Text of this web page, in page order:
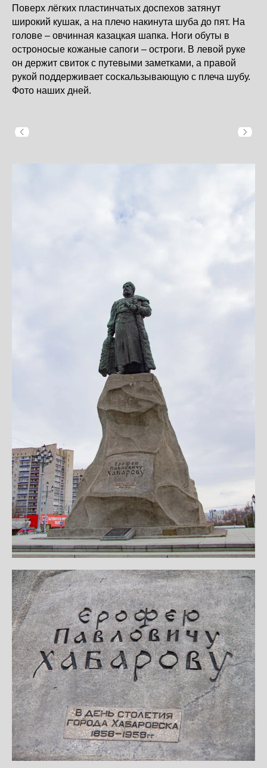
Поверх лёгких пластинчатых доспехов затянут
широкий кушак, а на плечо накинута шуба до пят. На
голове – овчинная казацкая шапка. Ноги обуты в
остроносые кожаные сапоги – остроги. В левой руке
он держит свиток с путевыми заметками, а правой
рукой поддерживает соскальзывающую с плеча шубу.
Фото наших дней.